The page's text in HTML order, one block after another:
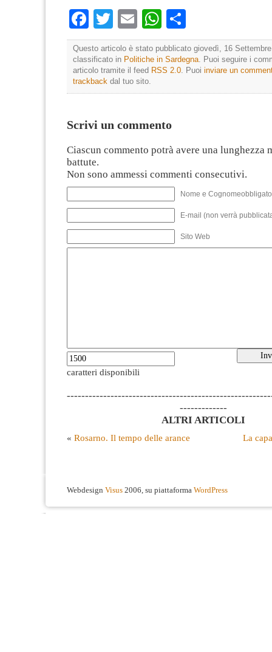
Facebook
TwitterEmailWhatsApp
Questo articolo è stato pubblicato giovedì, 16
classificato in Politiche in Sardegna. Puoi seguire i
articolo tramite il feed RSS 2.0. Puoi inviare un
trackback dal tuo sito.
Scrivi un commento
Ciascun commento potrà avere una lunghezza
battute.
Non sono ammessi commenti consecutivi.
Nome e
E-mail (non verrà
Sito Web
caratteri disponibili
-------------
ALTRI ARTICOLI
« Rosarno. Il tempo delle arance La
Webdesign Visus 2006, su piattaforma WordPress